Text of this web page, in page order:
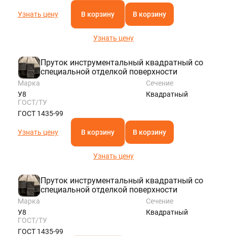
Узнать цену В корзину В корзину
Узнать цену
Пруток инструментальный квадратный со
специальной отделкой поверхности
Марка
У8
Сечение
Квадратный
ГОСТ/ТУ
ГОСТ 1435-99
Узнать цену В корзину В корзину
Узнать цену
Пруток инструментальный квадратный со
специальной отделкой поверхности
Марка
У8
Сечение
Квадратный
ГОСТ/ТУ
ГОСТ 1435-99